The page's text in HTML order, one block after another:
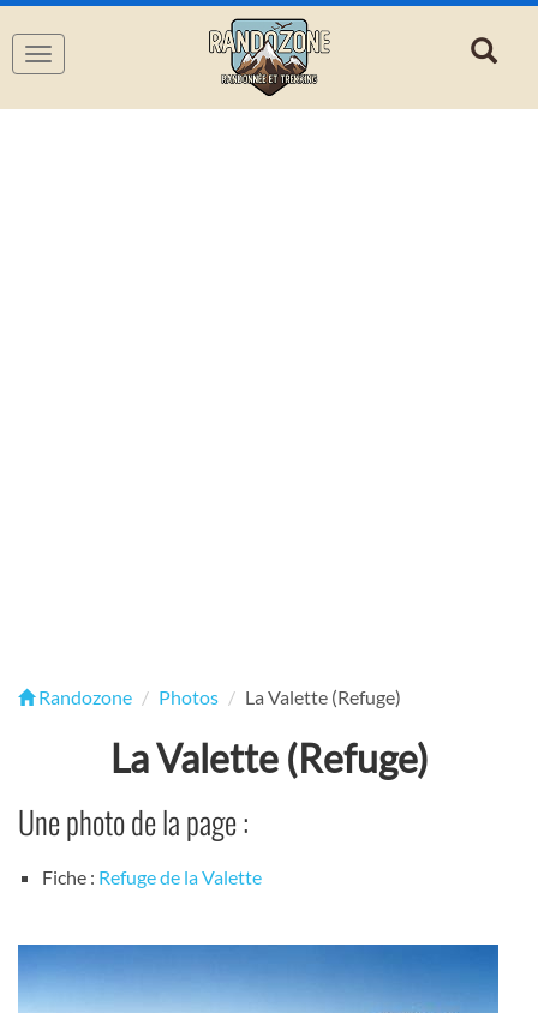
Navigation
Randozone Photos La Valette (Refuge)
La Valette (Refuge)
Une photo de la page :
Fiche : Refuge de la Valette